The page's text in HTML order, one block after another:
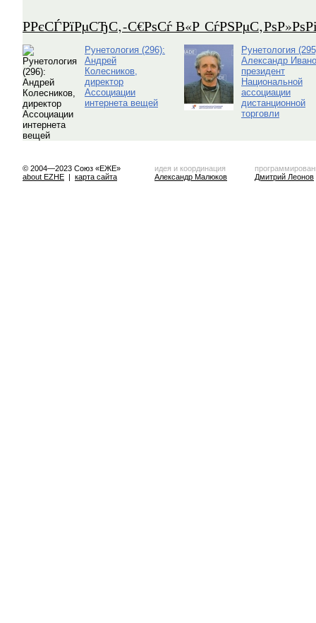
Р­РєСЃРїРµСЂС‚-С€РѕСѓ В«Р
Рунетология (296):
Андрей
Колесников,
директор
Ассоциации
интернета вещей
Рунетология
Александр
президент
Национальной
ассоциации
дистанционной
торговли
© 2004—2023 Союз «ЕЖЕ»
about EZHE | карта сайта
идея и координация
Александр Малюков
Дмитрий Леонов